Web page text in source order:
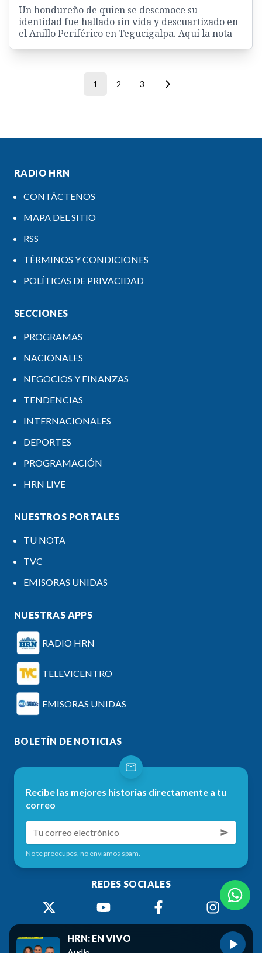
Un hondureño de quien se desconoce su
identidad fue hallado sin vida y descuartizado en
el Anillo Periférico en Tegucigalpa. Aquí la nota
1 2 3
RADIO HRN
CONTÁCTENOS
MAPA DEL SITIO
RSS
TÉRMINOS Y CONDICIONES
POLÍTICAS DE PRIVACIDAD
SECCIONES
PROGRAMAS
NACIONALES
NEGOCIOS Y FINANZAS
TENDENCIAS
INTERNACIONALES
DEPORTES
PROGRAMACIÓN
HRN LIVE
NUESTROS PORTALES
TU NOTA
TVC
EMISORAS UNIDAS
NUESTRAS APPS
RADIO HRN
TELEVICENTRO
EMISORAS UNIDAS
BOLETÍN DE NOTICIAS
Recibe las mejores historias directamente a tu
correo
No te preocupes, no enviamos spam.
REDES SOCIALES
HRN: EN VIVO